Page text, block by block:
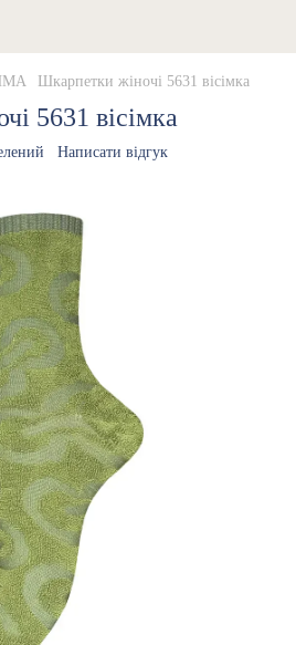
Шкарпетки жіночі 5631 вісімка
5631 вісімка
Написати відгук